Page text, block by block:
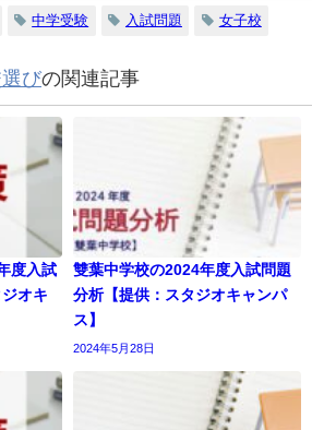
中学受験 入試問題 女子校
びの関連記事
度入試
オキ
雙葉中学校の2024年度入試問題
分析【提供：スタジオキャンパ
ス】
2024年5月28日